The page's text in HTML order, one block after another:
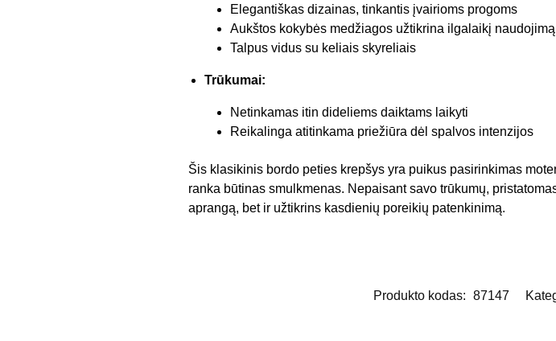
Elegantiškas dizainas, tinkantis įvairioms progoms
Aukštos kokybės medžiagos užtikrina ilgalaikį naudojimą
Talpus vidus su keliais skyreliais
Trūkumai:
Netinkamas itin dideliems daiktams laikyti
Reikalinga atitinkama priežiūra dėl spalvos intenzijos
Šis klasikinis bordo peties krepšys yra puikus pasirinkimas
ranka būtinas smulkmenas. Nepaisant savo trūkumų,
aprangą, bet ir užtikrins kasdienių poreikių patenkinimą.
Produkto kodas: 87147